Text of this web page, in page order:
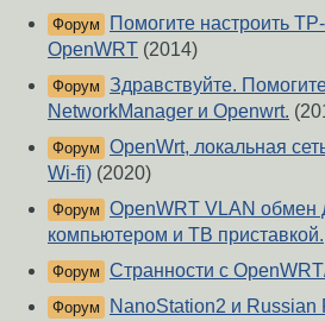
Форум
Помогите настроить
OpenWRT (2014)
Форум Здравствуйте.
NetworkManager и Openwrt.
Форум OpenWrt, локальная
Wi-fi) (2020)
Форум OpenWRT VLAN
компьютером и ТВ приставкой.
Форум Странности с
Форум
NanoStation2 и